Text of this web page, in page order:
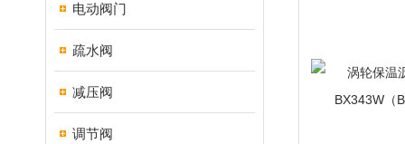
电动阀门
疏水阀
减压阀
调节阀